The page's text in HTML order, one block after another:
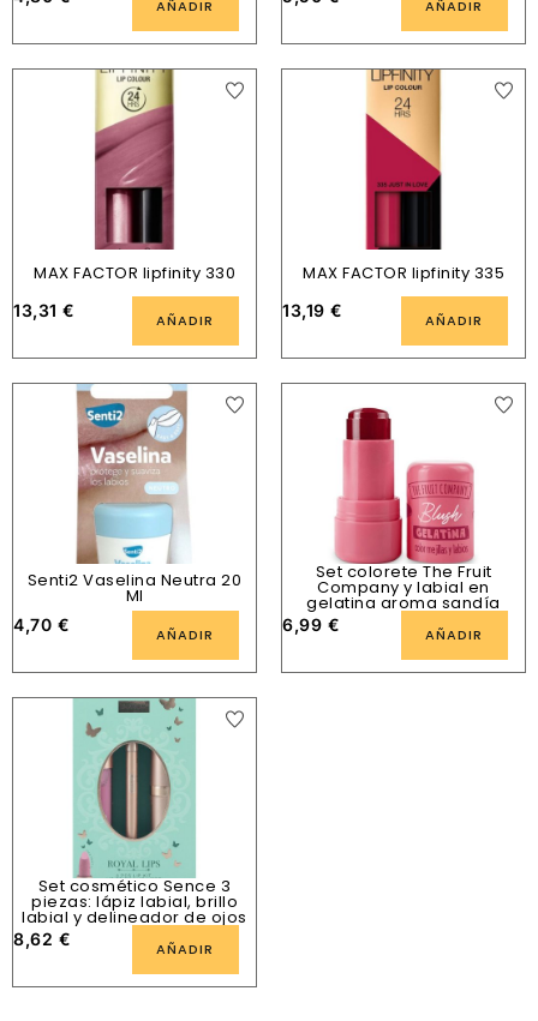
AÑADIR AÑADIR
MAX FACTOR lipfinity 330
13,31 € AÑADIR
MAX FACTOR lipfinity 335
13,19 € AÑADIR
Senti2 Vaselina Neutra 20
Ml
4,70 € AÑADIR
Set colorete The Fruit
Company y labial en
gelatina aroma sandía
6,99 € AÑADIR
Set cosmético Sence 3
piezas: lápiz labial, brillo
labial y delineador de ojos
8,62 € AÑADIR